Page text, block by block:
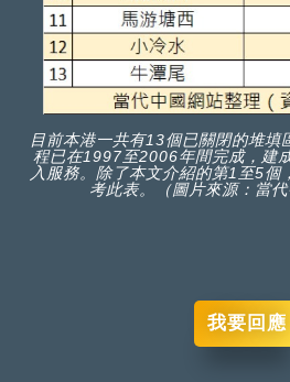
目前本港一共有13個已關閉的堆填
程已在1997至2006年間完成，建
入服務。除了本文介紹的第1至5個
考此表。（圖片來源：當代
我要回應